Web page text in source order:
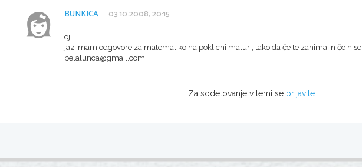
BUNKICA 03.10.2008, 20:15
oj,
jaz imam odgovore za matematiko na poklicni maturi, tako da če te zanima in če
belalunca@gmail.com
Za sodelovanje v temi se prijavite